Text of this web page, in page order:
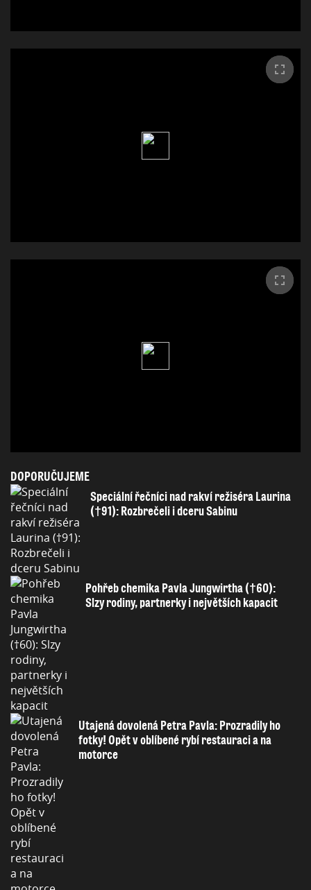
DOPORUČUJEME
Speciální řečníci nad rakví režiséra Laurina
(†91): Rozbrečeli i dceru Sabinu
Pohřeb chemika Pavla Jungwirtha (†60):
Slzy rodiny, partnerky i největších kapacit
Utajená dovolená Petra Pavla: Prozradily ho
fotky! Opět v oblíbené rybí restauraci a na
motorce